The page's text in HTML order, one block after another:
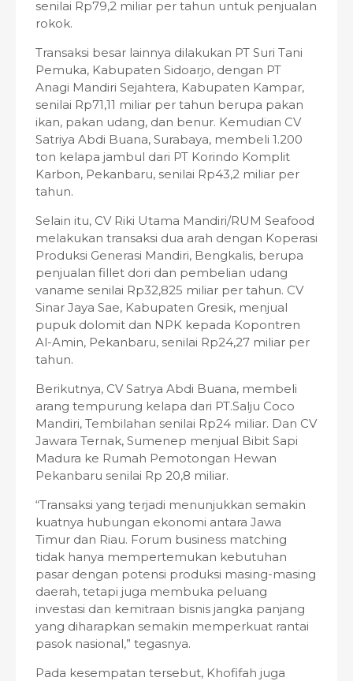
senilai Rp79,2 miliar per tahun untuk penjualan
rokok.
Transaksi besar lainnya dilakukan PT Suri Tani
Pemuka, Kabupaten Sidoarjo, dengan PT
Anagi Mandiri Sejahtera, Kabupaten Kampar,
senilai Rp71,11 miliar per tahun berupa pakan
ikan, pakan udang, dan benur. Kemudian CV
Satriya Abdi Buana, Surabaya, membeli 1.200
ton kelapa jambul dari PT Korindo Komplit
Karbon, Pekanbaru, senilai Rp43,2 miliar per
tahun.
Selain itu, CV Riki Utama Mandiri/RUM Seafood
melakukan transaksi dua arah dengan Koperasi
Produksi Generasi Mandiri, Bengkalis, berupa
penjualan fillet dori dan pembelian udang
vaname senilai Rp32,825 miliar per tahun. CV
Sinar Jaya Sae, Kabupaten Gresik, menjual
pupuk dolomit dan NPK kepada Kopontren
Al-Amin, Pekanbaru, senilai Rp24,27 miliar per
tahun.
Berikutnya, CV Satrya Abdi Buana, membeli
arang tempurung kelapa dari PT.Salju Coco
Mandiri, Tembilahan senilai Rp24 miliar. Dan CV
Jawara Ternak, Sumenep menjual Bibit Sapi
Madura ke Rumah Pemotongan Hewan
Pekanbaru senilai Rp 20,8 miliar.
“Transaksi yang terjadi menunjukkan semakin
kuatnya hubungan ekonomi antara Jawa
Timur dan Riau. Forum business matching
tidak hanya mempertemukan kebutuhan
pasar dengan potensi produksi masing-masing
daerah, tetapi juga membuka peluang
investasi dan kemitraan bisnis jangka panjang
yang diharapkan semakin memperkuat rantai
pasok nasional,” tegasnya.
Pada kesempatan tersebut, Khofifah juga